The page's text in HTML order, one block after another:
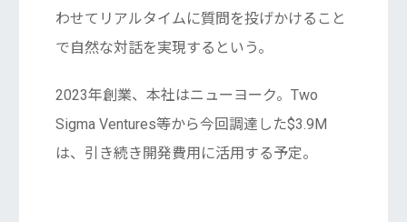
わせてリアルタイムに質問を投げかけること
で自然な対話を実現するという。
2023年創業、本社はニューヨーク。Two
Sigma Ventures等から今回調達した$3.9M
は、引き続き開発費用に活用する予定。